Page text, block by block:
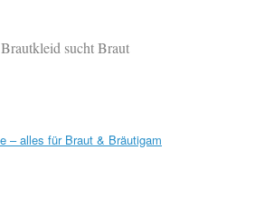
Brautkleid sucht Braut